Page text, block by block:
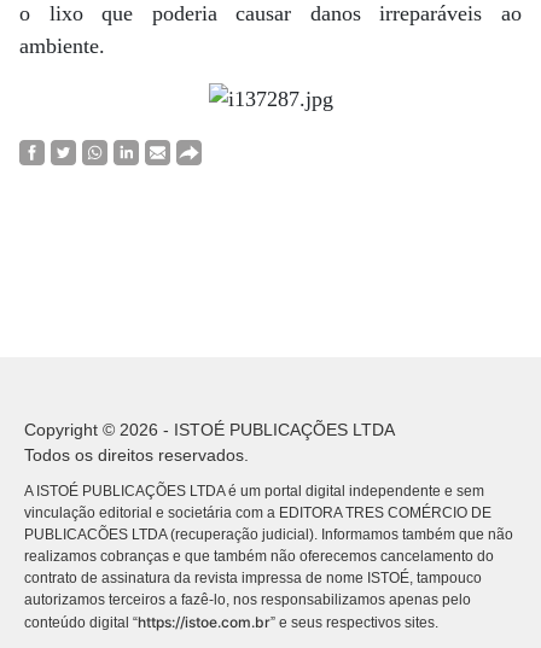
o lixo que poderia causar danos irreparáveis ao
ambiente.
Copyright © 2026 - ISTOÉ PUBLICAÇÕES LTDA
Todos os direitos reservados.
A ISTOÉ PUBLICAÇÕES LTDA é um portal digital independente e sem
vinculação editorial e societária com a EDITORA TRES COMÉRCIO DE
PUBLICACÕES LTDA (recuperação judicial). Informamos também que não
realizamos cobranças e que também não oferecemos cancelamento do
contrato de assinatura da revista impressa de nome ISTOÉ, tampouco
autorizamos terceiros a fazê-lo, nos responsabilizamos apenas pelo
conteúdo digital “https://istoe.com.br” e seus respectivos sites.